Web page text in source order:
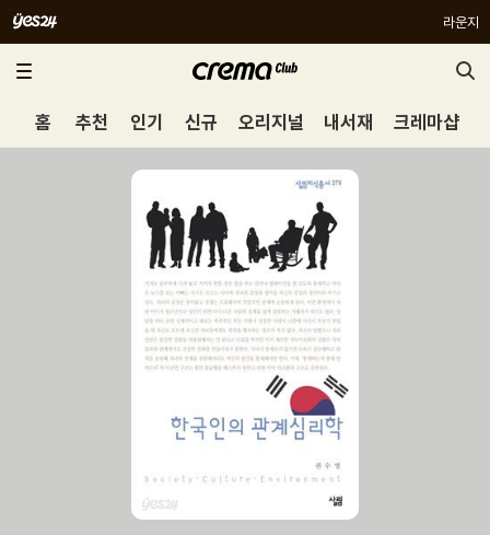
라운지
홈 추천 인기 신규 오리지널 내서재 크레마샵